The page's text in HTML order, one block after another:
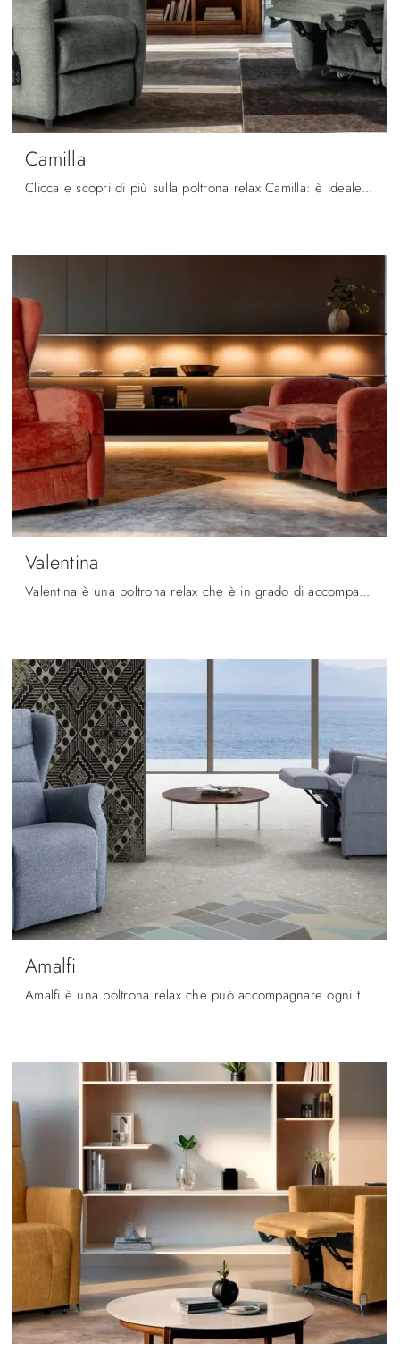
Camilla
Clicca e scopri di più sulla poltrona relax Camilla: è ideale per supportare ogni movimento con facilità; guarda tutte le Poltrone relax in tessuto ...
Valentina
Valentina è una poltrona relax che è in grado di accompagnare ogni tuo movimento per garantirti il massimo livello di comodità: ottieni informazioni ...
Amalfi
Amalfi è una poltrona relax che può accompagnare ogni tuo movimento per procurarti il massimo livello di comfort: scopri di più sui modelli ...